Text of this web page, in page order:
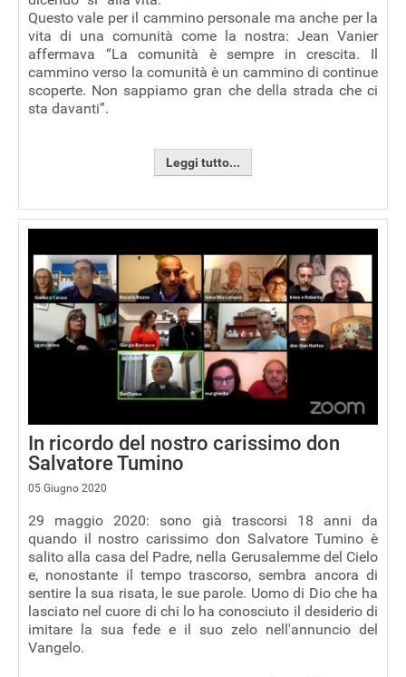
Questo vale per il cammino personale ma anche per la
vita di una comunità come la nostra: Jean Vanier
affermava “La comunità è sempre in crescita. Il
cammino verso la comunità è un cammino di continue
scoperte. Non sappiamo gran che della strada che ci
sta davanti”.
Leggi tutto...
In ricordo del nostro carissimo don
Salvatore Tumino
05 Giugno 2020
29 maggio 2020: sono già trascorsi 18 anni da
quando il nostro carissimo don Salvatore Tumino è
salito alla casa del Padre, nella Gerusalemme del Cielo
e, nonostante il tempo trascorso, sembra ancora di
sentire la sua risata, le sue parole. Uomo di Dio che ha
lasciato nel cuore di chi lo ha conosciuto il desiderio di
imitare la sua fede e il suo zelo nell'annuncio del
Vangelo.